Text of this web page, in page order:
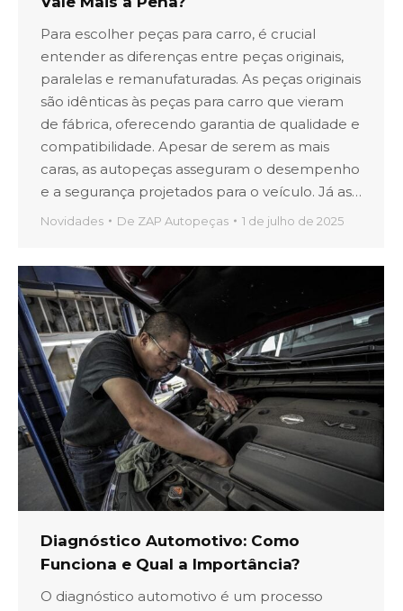
Para escolher peças para carro, é crucial
entender as diferenças entre peças originais,
paralelas e remanufaturadas. As peças originais
são idênticas às peças para carro que vieram
de fábrica, oferecendo garantia de qualidade e
compatibilidade. Apesar de serem as mais
caras, as autopeças asseguram o desempenho
e a segurança projetados para o veículo. Já as…
Novidades De ZAP Autopeças 1 de julho de 2025
Diagnóstico Automotivo: Como
Funciona e Qual a Importância?
O diagnóstico automotivo é um processo